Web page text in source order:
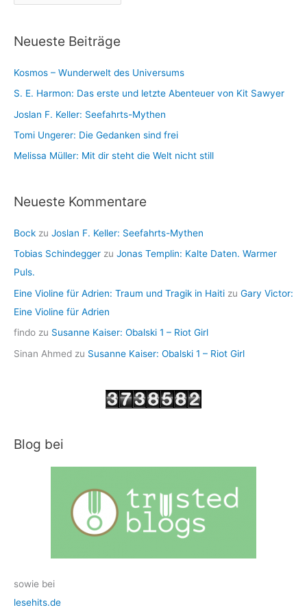
e
r
h
v
Neueste Beiträge
Kosmos – Wunderwelt des Universums
S. E. Harmon: Das erste und letzte Abenteuer von Kit Sawyer
Joslan F. Keller: Seefahrts-Mythen
Tomi Ungerer: Die Gedanken sind frei
Melissa Müller: Mit dir steht die Welt nicht still
Neueste Kommentare
Bock zu Joslan F. Keller: Seefahrts-Mythen
Tobias Schindegger zu Jonas Templin: Kalte Daten. Warmer
Puls.
Eine Violine für Adrien: Traum und Tragik in Haiti zu Gary Victor:
Eine Violine für Adrien
findo zu Susanne Kaiser: Obalski 1 – Riot Girl
Sinan Ahmed zu Susanne Kaiser: Obalski 1 – Riot Girl
Blog bei
sowie bei
lesehits.de